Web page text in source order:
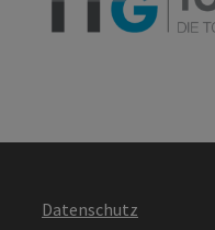
Datenschutz